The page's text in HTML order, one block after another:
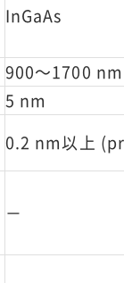
InGaAs
900～1700 nm
5 nm
0.2 nm以上
－